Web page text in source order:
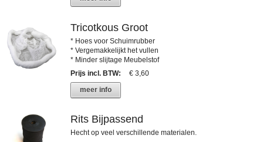
Tricotkous Groot
* Hoes voor Schuimrubber
* Vergemakkelijkt het vullen
* Minder slijtage Meubelstof
Prijs incl. BTW:
€ 3,60
meer info
Rits Bijpassend
Hecht op veel verschillende materialen.